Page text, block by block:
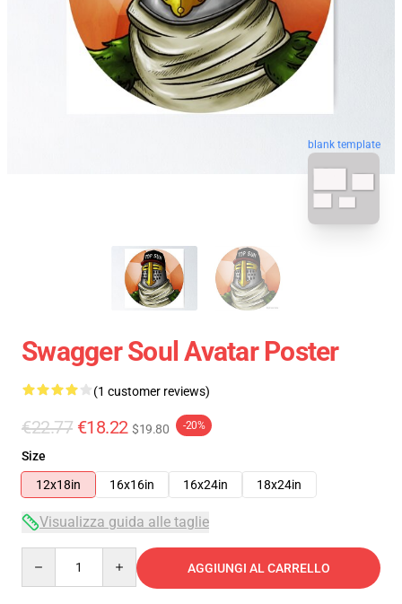
blank template
Swagger Soul Avatar Poster
(1 customer reviews)
€22.77 €18.22 $19.80 -20%
Size
12x18in
16x16in 16x24in 18x24in
Visualizza guida alle taglie
AGGIUNGI AL CARRELLO